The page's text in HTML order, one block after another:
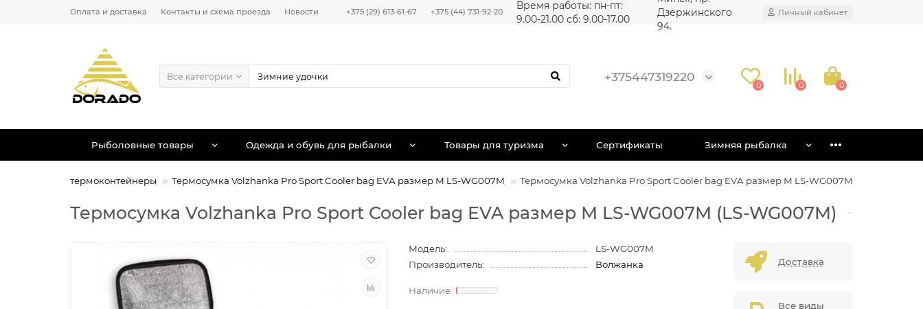
Оплата и доставка Контакты и схема проезда Новости +375 (29) 613-61-67 +375 (44) 731-92-20
Время работы: пн-пт:
9.00-21.00 сб: 9.00-17.00
Дзержинского
94.
Личный кабинет
Все категории +375447319220
0 0 0
Рыболовные товары Одежда и обувь для рыбалки Товары для туризма Сертификаты Зимняя рыбалка
термосумки, термоконтейнеры Термосумка Volzhanka Pro Sport Cooler bag EVA размер М LS-WG007М Термосумка Volzhanka Pro Sport Cooler bag EVA размер М LS-WG007М
Термосумка Volzhanka Pro Sport Cooler bag EVA размер М LS-WG007М (LS-WG007M)
Модель:
LS-WG007M
Производитель:
Волжанка Доставка
Все виды